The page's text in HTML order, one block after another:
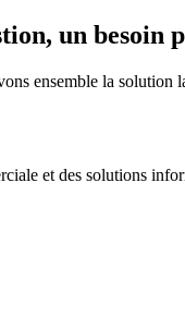
un besoin
ensemble la solution
et des solutions